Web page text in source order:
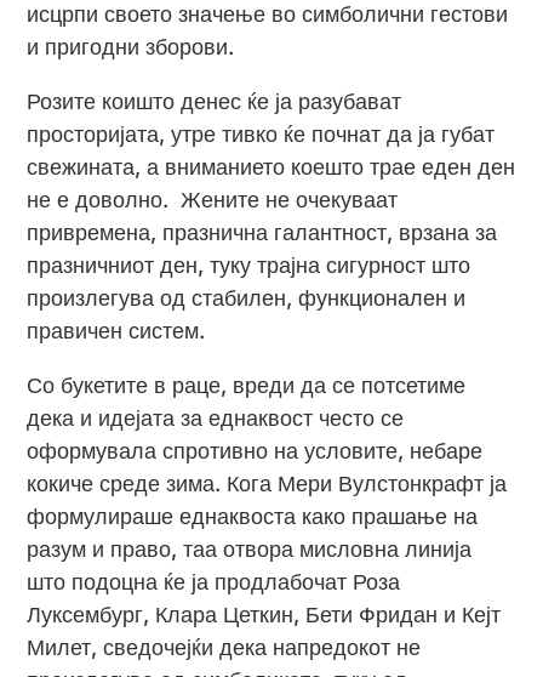
исцрпи своето значење во симболични гестови
и пригодни зборови.
Розите коишто денес ќе ја разубават
просторијата, утре тивко ќе почнат да ја губат
свежината, а вниманието коешто трае еден ден
не е доволно. Жените не очекуваат
привремена, празнична галантност, врзана за
празничниот ден, туку трајна сигурност што
произлегува од стабилен, функционален и
правичен систем.
Со букетите в раце, вреди да се потсетиме
дека и идејата за еднаквост често се
оформувала спротивно на условите, небаре
кокиче среде зима. Кога Мери Вулстонкрафт ја
формулираше еднаквоста како прашање на
разум и право, таа отвора мисловна линија
што подоцна ќе ја продлабочат Роза
Луксембург, Клара Цеткин, Бети Фридан и Кејт
Милет, сведочејќи дека напредокот не